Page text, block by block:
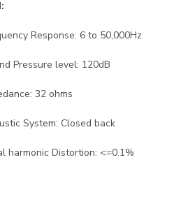
Response: 6 to 50,000Hz
Pressure level: 120dB
32 ohms
System: Closed back
harmonic Distortion: <=0.1%